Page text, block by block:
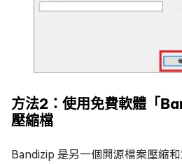
方法2：使用免費軟體「
壓縮檔
Bandizip 是另一個開源檔案壓縮